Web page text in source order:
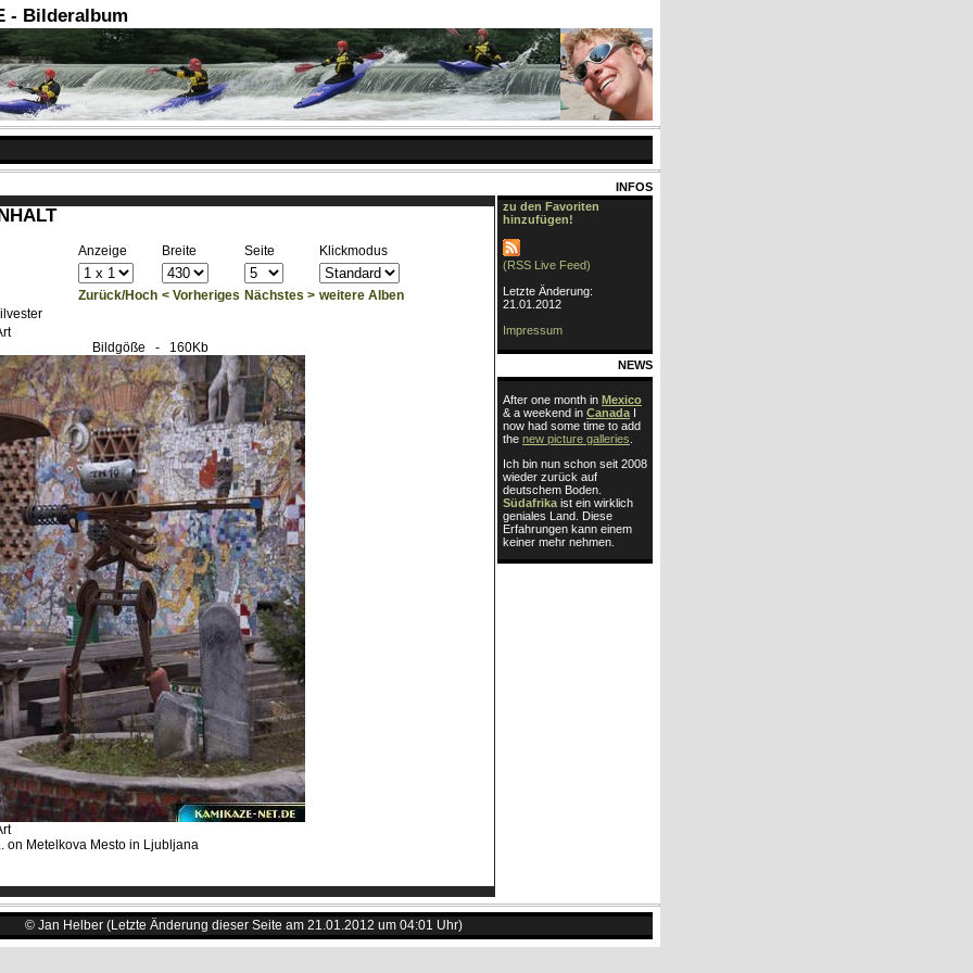
- Bilderalbum
Anzeige Breite Seite Klickmodus
Zurück/Hoch < Vorheriges Nächstes > weitere Alben
Bildgöße
- 160Kb
on Metelkova Mesto in Ljubljana
INFOS
zu den Favoriten
hinzufügen!
(RSS Live Feed)
Letzte Änderung:
21.01.2012
Impressum
NEWS
After one month in Mexico
& a weekend in Canada I
now had some time to add
the new picture galleries
Ich bin nun schon seit 2008
wieder zurück auf
deutschem Boden.
Südafrika ist ein wirklich
geniales Land. Diese
Erfahrungen kann einem
keiner mehr nehmen.
© Jan Helber (Letzte Änderung dieser Seite am 21.01.2012 um 04:01 Uhr)